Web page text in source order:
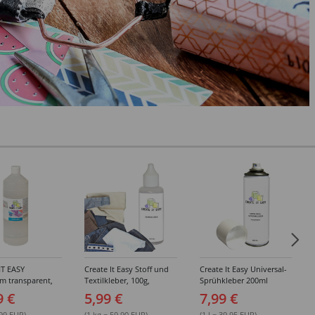
EASY
transparent,
€
Create It Easy Stoff und
Textilkleber, 100g,
Kunststoffflasche mit
Maldüse
5,99 €
Create It Easy Universal-
Sprühkleber 200ml
(permanent)
7,99 €